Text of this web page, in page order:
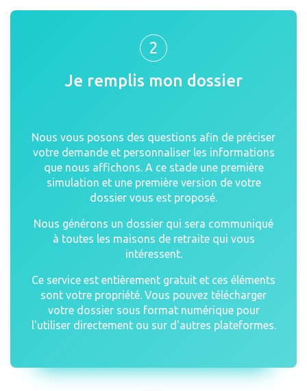
2
Je remplis mon dossier
Nous vous posons des questions afin de préciser
votre demande et personnaliser les informations
que nous affichons. A ce stade une première
simulation et une première version de votre
dossier vous est proposé.
Nous générons un dossier qui sera communiqué
à toutes les maisons de retraite qui vous
intéressent.
Ce service est entièrement gratuit et ces éléments
sont votre propriété. Vous pouvez télécharger
votre dossier sous format numérique pour
l'utiliser directement ou sur d'autres plateformes.